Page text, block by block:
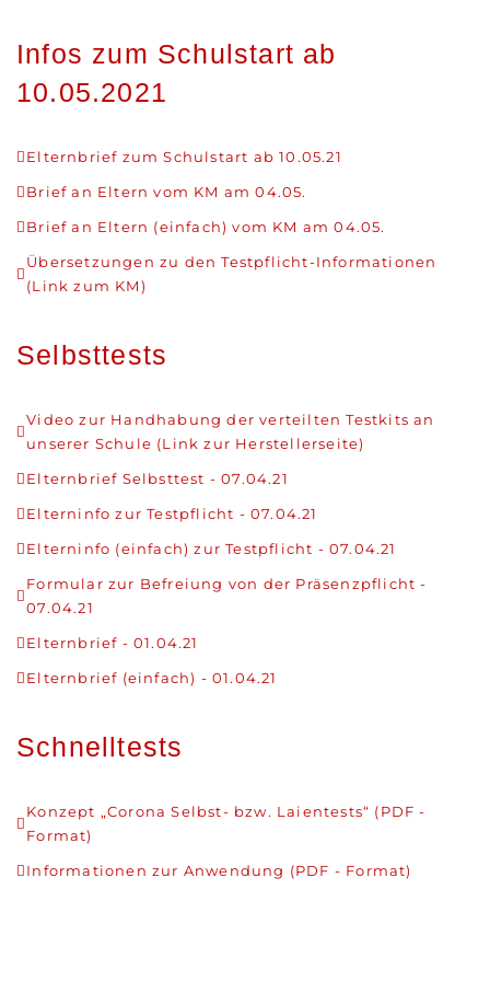
Infos zum Schulstart ab
10.05.2021
Elternbrief zum Schulstart ab 10.05.21
Brief an Eltern vom KM am 04.05.
Brief an Eltern (einfach) vom KM am 04.05.
Übersetzungen zu den Testpflicht-Informationen
(Link zum KM)
Selbsttests
Video zur Handhabung der verteilten Testkits an
unserer Schule (Link zur Herstellerseite)
Elternbrief Selbsttest - 07.04.21
Elterninfo zur Testpflicht - 07.04.21
Elterninfo (einfach) zur Testpflicht - 07.04.21
Formular zur Befreiung von der Präsenzpflicht -
07.04.21
Elternbrief - 01.04.21
Elternbrief (einfach) - 01.04.21
Schnelltests
Konzept „Corona Selbst- bzw. Laientests“ (PDF -
Format)
Informationen zur Anwendung (PDF - Format)